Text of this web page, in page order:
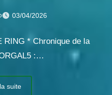
03/04/2026
RING * Chronique de la
:…
suite